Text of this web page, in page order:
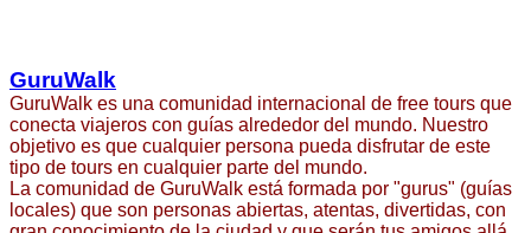
GuruWalk
GuruWalk es una comunidad internacional de free tours que
conecta viajeros con guías alrededor del mundo. Nuestro
objetivo es que cualquier persona pueda disfrutar de este
tipo de tours en cualquier parte del mundo.
La comunidad de GuruWalk está formada por "gurus" (guías
locales) que son personas abiertas, atentas, divertidas, con